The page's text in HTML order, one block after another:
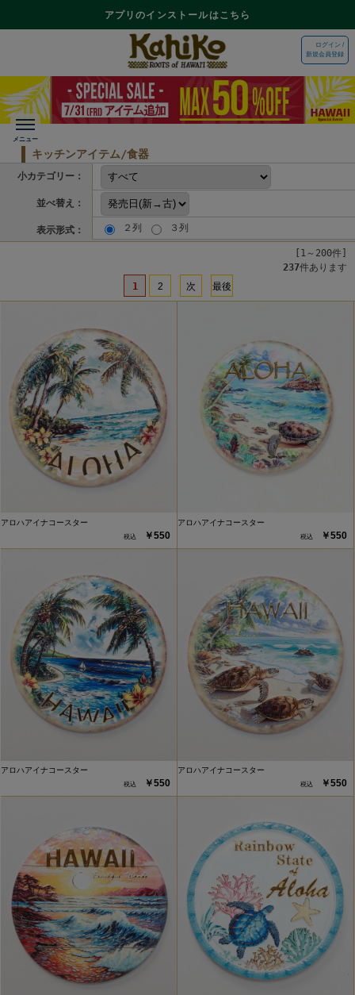
アプリのインストールはこちら
ログイン /
新規会員登録
キッチンアイテム/食器
小カテゴリー：
並べ替え：
表示形式： ２列 ３列
[1～200件]
237件あります
1
2 次 最後
アロハアイナコースター
￥550
アロハアイナコースター
￥550
アロハアイナコースター
￥550
アロハアイナコースター
￥550